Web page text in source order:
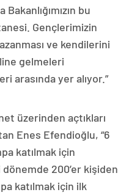
bu
Gençlerimizin
ve kendilerini
gelmeleri
arasında yer alıyor.”
üzerinden açtıkları
Enes Efendioğlu, “6
katılmak için
200’er kişiden
katılmak için ilk